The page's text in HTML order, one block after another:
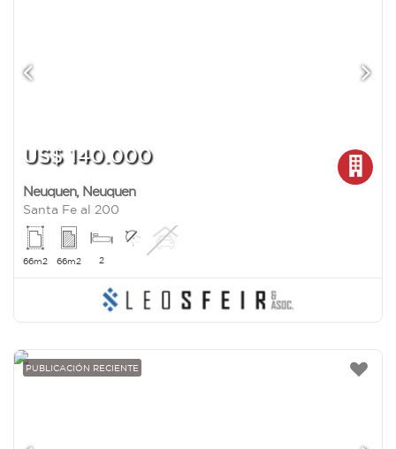
US$ 140.000
Neuquen, Neuquen
Santa Fe al 200
66m2 66m2 2
PUBLICACIÓN RECIENTE